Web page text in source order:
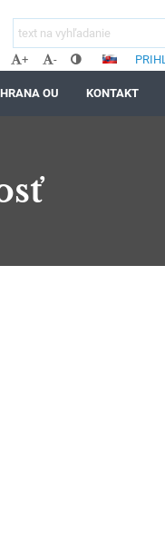
+ -
OU KONTAKT